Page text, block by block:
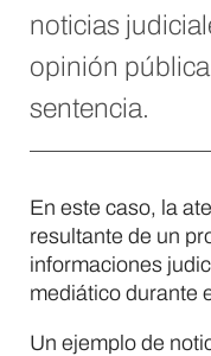
noticias
opinión
sentencia.
En este caso, la
resultante de un
informaciones
mediático durante
Un ejemplo de